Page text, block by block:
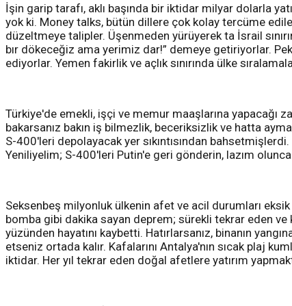
İşin garip tarafı, aklı başında bir iktidar milyar dolarla
yok ki. Money talks, bütün dillere çok kolay tercüme
düzeltmeye talipler. Üşenmeden yürüyerek ta İsrail
bır dökeceğiz ama yerimiz dar!” demeye getiriyorlar.
ediyorlar. Yemen fakirlik ve açlık sınırında ülke
Türkiye'de emekli, işçi ve memur maaşlarına yapacağı
bakarsanız bakın iş bilmezlik, beceriksizlik ve hatta
S-400'leri depolayacak yer sıkıntısından
Yeniliyelim; S-400'leri Putin'e geri gönderin, lazım
Seksenbeş milyonluk ülkenin afet ve acil durumları eksik
bomba gibi dakika sayan deprem; sürekli tekrar eden
yüzünden hayatını kaybetti. Hatırlarsanız, binanın
etseniz ortada kalır. Kafalarını Antalya'nın sıcak plaj
iktidar. Her yıl tekrar eden doğal afetlere yatırım